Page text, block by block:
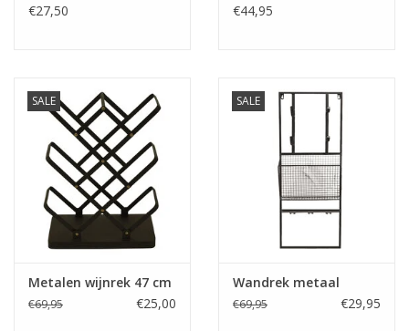
€27,50
€44,95
SALE
Metalen wijnrek 47 cm
€69,95 €25,00
SALE
Wandrek metaal
€69,95 €29,95